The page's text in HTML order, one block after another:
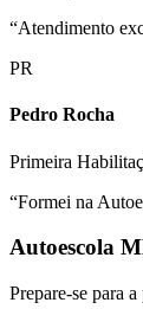
“Atendimento
PR
Pedro Rocha
Primeira
“Formei na
Autoescola
Prepare-se para